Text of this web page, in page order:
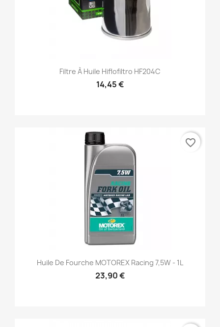
Filtre À Huile Hiflofiltro HF204C
14,45 €
Huile De Fourche MOTOREX Racing 7,5W - 1L
23,90 €
favorite_border